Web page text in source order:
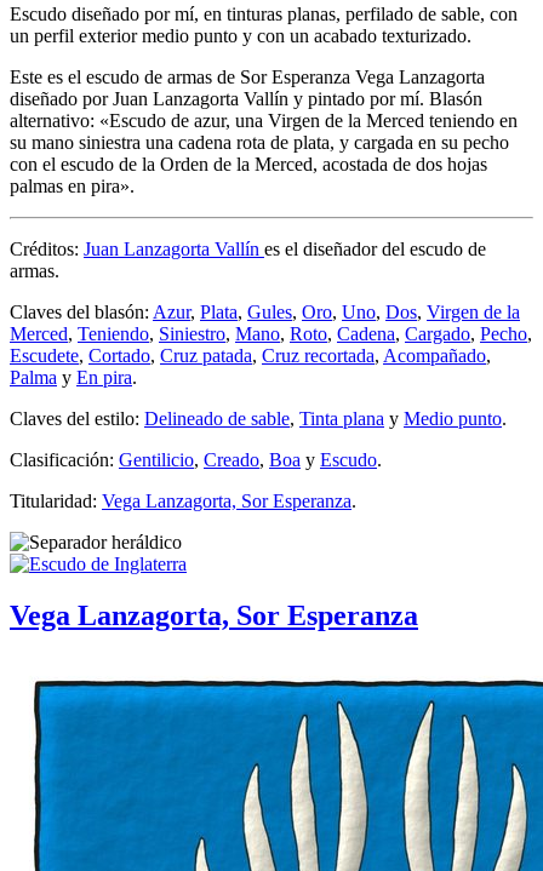
Escudo diseñado por mí, en tinturas planas, perfilado de sable, con
un perfil exterior medio punto y con un acabado texturizado.
Este es el escudo de armas de Sor Esperanza Vega Lanzagorta
diseñado por Juan Lanzagorta Vallín y pintado por mí. Blasón
alternativo: «Escudo de azur, una Virgen de la Merced teniendo en
su mano siniestra una cadena rota de plata, y cargada en su pecho
con el escudo de la Orden de la Merced, acostada de dos hojas
palmas en pira».
Créditos: Juan Lanzagorta Vallín es el diseñador del escudo de
armas.
Claves del blasón: Azur, Plata, Gules, Oro, Uno, Dos, Virgen de la
Merced, Teniendo, Siniestro, Mano, Roto, Cadena, Cargado, Pecho,
Escudete, Cortado, Cruz patada, Cruz recortada, Acompañado,
Palma y En pira.
Claves del estilo: Delineado de sable, Tinta plana y Medio punto.
Clasificación: Gentilicio, Creado, Boa y Escudo.
Titularidad: Vega Lanzagorta, Sor Esperanza.
Vega Lanzagorta, Sor Esperanza